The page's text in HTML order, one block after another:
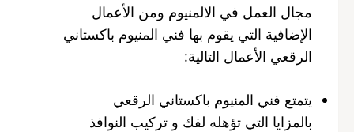
مجال العمل في الالمنيوم ومن الأعمال
الإضافية التي يقوم بها فني المنيوم باكستاني
الرقعي الأعمال التالية:
يتمتع فني المنيوم باكستاني الرقعي
بالمزايا التي تؤهله لفك و تركيب النوافذ